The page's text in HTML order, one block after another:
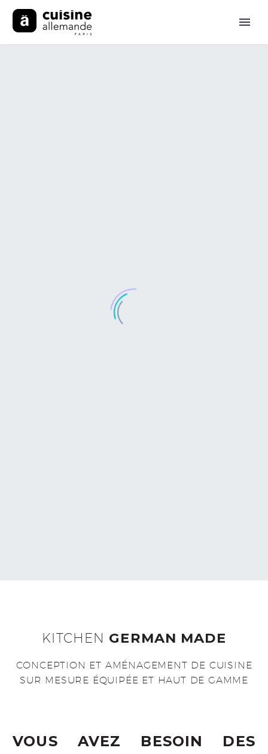
KITCHEN GERMAN MADE
CONCEPTION ET AMÉNAGEMENT DE CUISINE
SUR MESURE ÉQUIPÉE ET HAUT DE GAMME
VOUS AVEZ BESOIN DES